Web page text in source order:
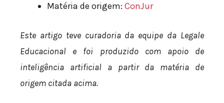
Matéria de origem: ConJur
Este artigo teve curadoria da equipe da Legale
Educacional e foi produzido com apoio de
inteligência artificial a partir da matéria de
origem citada acima.